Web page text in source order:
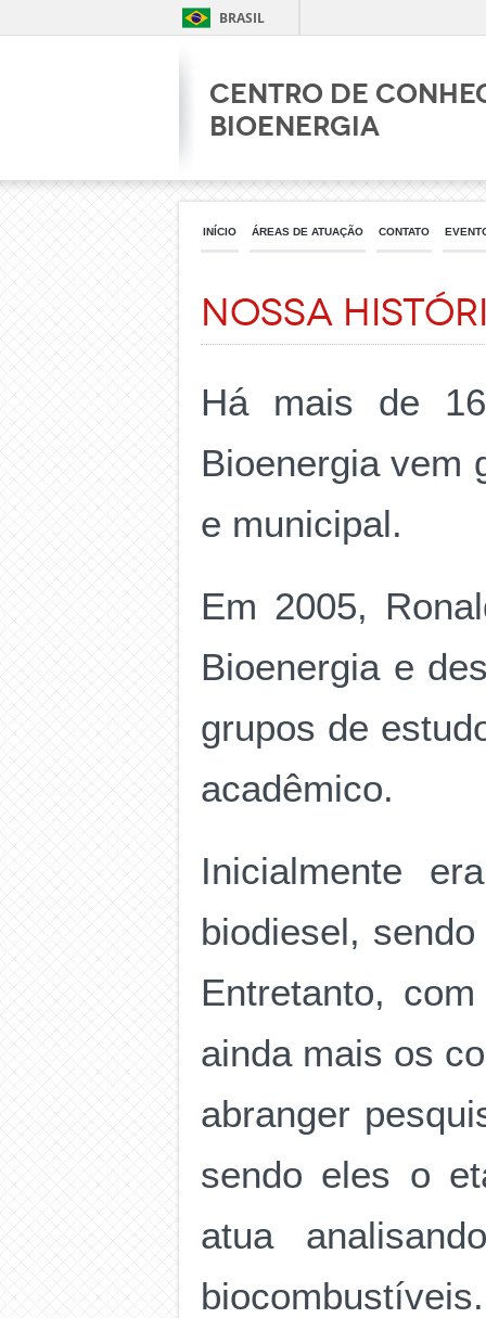
BRASIL
Centro de
Bioenergia
INÍCIO ÁREAS DE ATUAÇÃO CONTATO
Nossa
Há mais de
Bioenergia vem
e municipal.
Em 2005,
Bioenergia e
grupos de
acadêmico.
Inicialmente
biodiesel,
Entretanto,
ainda mais os
abranger
sendo eles o
atua
biocombustíveis.